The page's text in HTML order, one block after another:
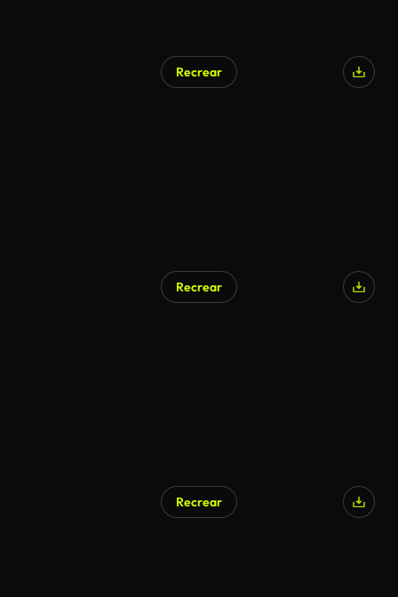
Recrear
Recrear
Recrear